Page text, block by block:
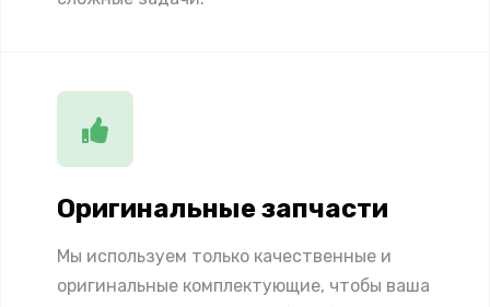
Оригинальные запчасти
Мы используем только качественные и
оригинальные комплектующие, чтобы ваша